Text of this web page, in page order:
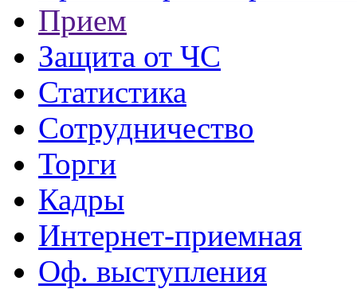
Прием
Защита от ЧС
Статистика
Сотрудничество
Торги
Кадры
Интернет-приемная
Оф. выступления